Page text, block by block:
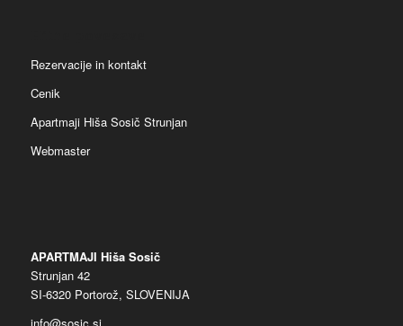
Rezervacije in kontakt
Cenik
Apartmaji Hiša Sosič Strunjan
Webmaster
APARTMAJI Hiša Sosič
Strunjan 42
SI-6320 Portorož, SLOVENIJA